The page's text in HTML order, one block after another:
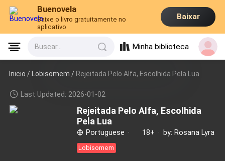
Buenovela
Baixe o livro gratuitamente no
aplicativo
Baixar
Buscar... Minha biblioteca
Inicio /Lobisomem / Rejeitada Pelo Alfa, Escolhida Pela Lua
Last Updated: 2026-01-02
Rejeitada Pelo Alfa, Escolhida
Pela Lua
Portuguese · 18+ · by: Rosana Lyra
Lobisomem